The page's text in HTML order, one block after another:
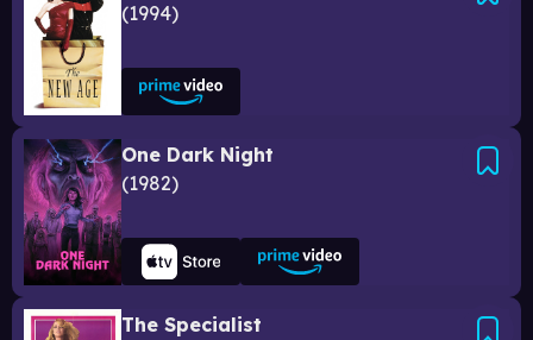
1994
One Dark Night
1982
The Specialist